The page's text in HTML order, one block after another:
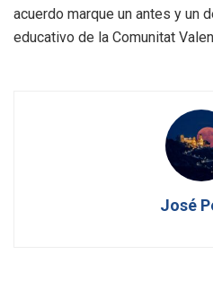
acuerdo marque un antes y un
educativo de la Comunitat
José